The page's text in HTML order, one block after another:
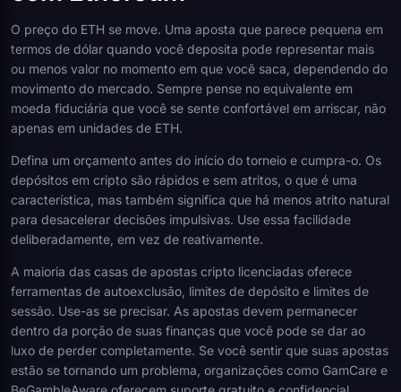
O preço do ETH se move. Uma aposta que parece pequena em
termos de dólar quando você deposita pode representar mais
ou menos valor no momento em que você saca, dependendo do
movimento do mercado. Sempre pense no equivalente em
moeda fiduciária que você se sente confortável em arriscar, não
apenas em unidades de ETH.
Defina um orçamento antes do início do torneio e cumpra-o. Os
depósitos em cripto são rápidos e sem atritos, o que é uma
característica, mas também significa que há menos atrito natural
para desacelerar decisões impulsivas. Use essa facilidade
deliberadamente, em vez de reativamente.
A maioria das casas de apostas cripto licenciadas oferece
ferramentas de autoexclusão, limites de depósito e limites de
sessão. Use-as se precisar. As apostas devem permanecer
dentro da porção de suas finanças que você pode se dar ao
luxo de perder completamente. Se você sentir que suas apostas
estão se tornando um problema, organizações como GamCare e